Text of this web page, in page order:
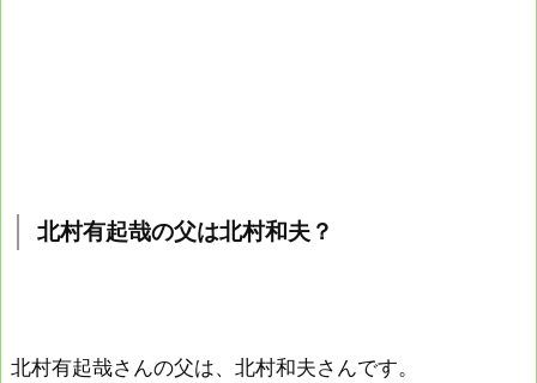
北村有起哉の父は北村和夫？
北村有起哉さんの父は、北村和夫さんです。